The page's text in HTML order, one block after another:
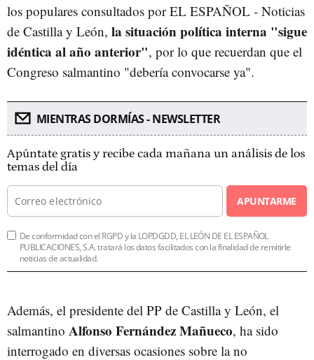
los populares consultados por EL ESPAÑOL - Noticias
de Castilla y León, la situación política interna "sigue
idéntica al año anterior", por lo que recuerdan que el
Congreso salmantino "debería convocarse ya".
MIENTRAS DORMÍAS - NEWSLETTER
Apúntate gratis y recibe cada mañana un análisis de los
temas del día
APUNTARME
De conformidad con el RGPD y la LOPDGDD, EL LEÓN DE EL ESPAÑOL
PUBLICACIONES, S.A. tratará los datos facilitados con la finalidad de remitirle
noticias de actualidad.
Además, el presidente del PP de Castilla y León, el
salmantino Alfonso Fernández Mañueco, ha sido
interrogado en diversas ocasiones sobre la no